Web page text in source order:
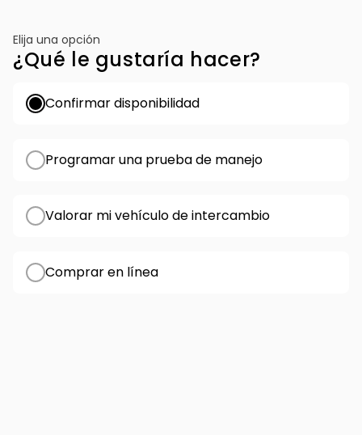
Elija una opción
¿Qué le gustaría hacer?
Confirmar disponibilidad
Programar una prueba de manejo
Valorar mi vehículo de intercambio
Comprar en línea